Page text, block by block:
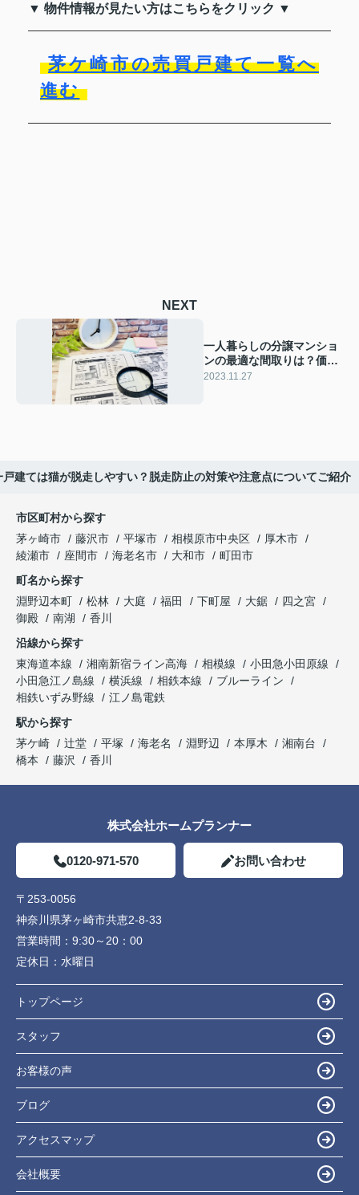
▼ 物件情報が見たい方はこちらをクリック ▼
茅ケ崎市の売買戸建て一覧へ
進む
NEXT
一人暮らしの分譲マンショ
ンの最適な間取りは？価格
相場やメリットを解説
2023.11.27
戸建ては猫が脱走しやすい？脱走防止の対策や注意点についてご紹介
市区町村から探す
茅ヶ崎市
藤沢市 平塚市 相模原市中央区
厚木市
綾瀬市
座間市 海老名市 大和市
町田市
町名から探す
淵野辺本町
松林 大庭 福田 下町屋 大鋸
四之宮
御殿
南湖
香川
沿線から探す
東海道本線
湘南新宿ライン高海 相模線
小田急小田原線
小田急江ノ島線
横浜線 相鉄本線
ブルーライン
相鉄いずみ野線
江ノ島電鉄
駅から探す
茅ケ崎
辻堂 平塚 海老名 淵野辺 本厚木
湘南台
橋本
藤沢 香川
株式会社ホームプランナー
0120-971-570 お問い合わせ
〒253-0056
神奈川県茅ヶ崎市共恵2-8-33
営業時間： 9:30～20：00
定休日： 水曜日
トップページ
スタッフ
お客様の声
ブログ
アクセスマップ
会社概要